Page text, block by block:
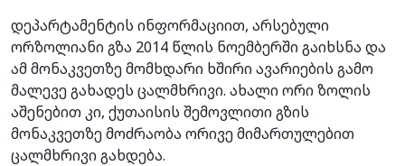
დეპარტამენტის ინფორმაციით, არსებული
ორზოლიანი გზა 2014 წლის ნოემბერში გაიხსნა და
ამ მონაკვეთზე მომხდარი ხშირი ავარიების გამო
მალევე გახადეს ცალმხრივი. ახალი ორი ზოლის
აშენებით კი, ქუთაისის შემოვლითი გზის
მონაკვეთზე მოძრაობა ორივე მიმართულებით
ცალმხრივი გახდება.